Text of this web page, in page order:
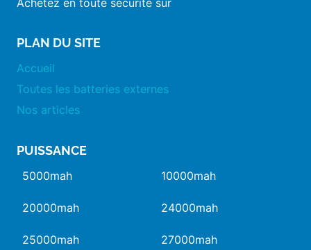
PLAN DU SITE
Accueil
Toutes les batteries externes
Nos articles
PUISSANCE
5000mah 10000mah
20000mah 24000mah
25000mah 27000mah